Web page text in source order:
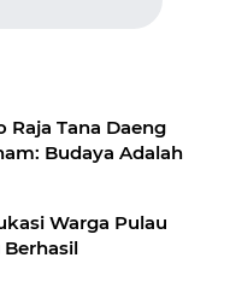
Raja Tana Daeng
Budaya Adalah
Warga Pulau
Berhasil